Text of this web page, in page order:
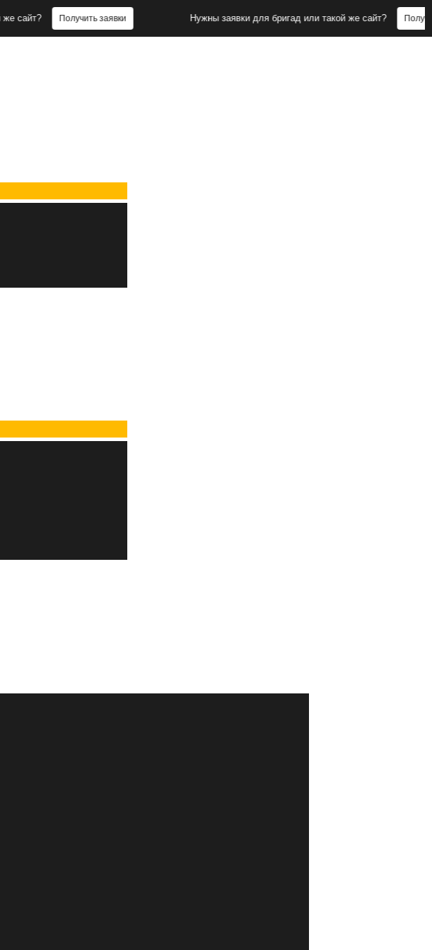
Получить заявки Нужны заявки для бригад или такой же сайт? Получить заявки